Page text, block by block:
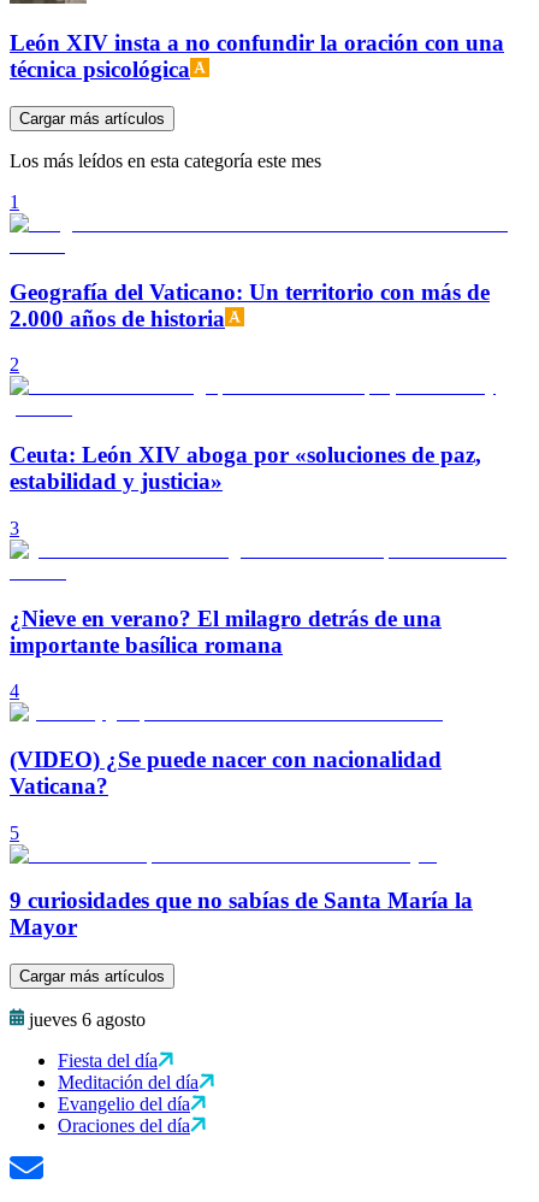
León XIV insta a no confundir la oración con una
técnica psicológica
Cargar más artículos
Los más leídos en esta categoría este mes
1
Geografía del Vaticano: Un territorio con más de
2.000 años de historia
2
Ceuta: León XIV aboga por «soluciones de paz,
estabilidad y justicia»
3
¿Nieve en verano? El milagro detrás de una
importante basílica romana
4
(VIDEO) ¿Se puede nacer con nacionalidad
Vaticana?
5
9 curiosidades que no sabías de Santa María la
Mayor
Cargar más artículos
jueves 6 agosto
Fiesta del día
Meditación del día
Evangelio del día
Oraciones del día